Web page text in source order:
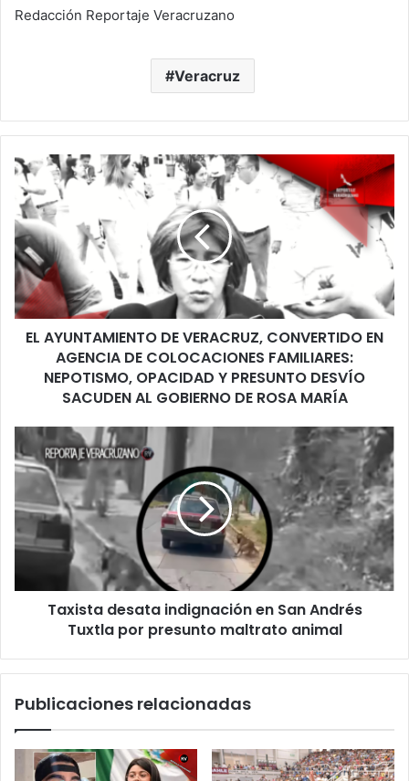
Redacción Reportaje Veracruzano
Veracruz
EL
AYUNTAMIENTO
DE
VERACRUZ,
CONVERTIDO
EN
AGENCIA
DE
COLOCACIONES
FAMILIARES:
NEPOTISMO,
OPACIDAD
DESVÍO
SACUDEN
AL
GOBIERNO
DE
ROSA
MARÍA
EL AYUNTAMIENTO DE VERACRUZ, CONVERTIDO EN
AGENCIA DE COLOCACIONES FAMILIARES:
NEPOTISMO, OPACIDAD Y PRESUNTO DESVÍO
SACUDEN AL GOBIERNO DE ROSA MARÍA
Taxista
desata
indignación
San
Andrés
Tuxtla
presunto
maltratoTaxista desata indignación en San Andrés
Tuxtla por presunto maltrato animal
Publicaciones relacionadas